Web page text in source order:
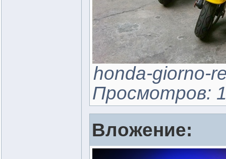
honda-giorno-
Просмотров:
Вложение: